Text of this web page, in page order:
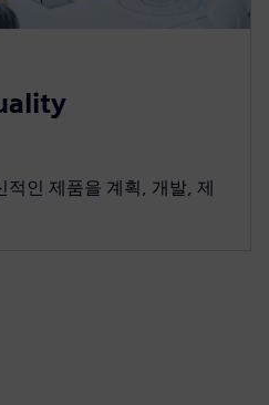
적인 제품을 계획, 개발, 제